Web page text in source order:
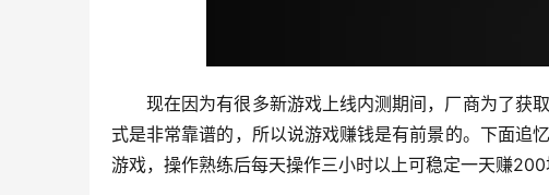
现在因为有很多新游戏上线内测期间，厂商为了获
式是非常靠谱的，所以说游戏赚钱是有前景的。下面追
游戏，操作熟练后每天操作三小时以上可稳定一天赚200